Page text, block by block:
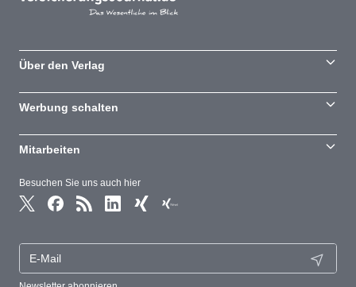
Besuchen Sie uns auch hier
Über den Verlag
Werbung schalten
Mitarbeiten